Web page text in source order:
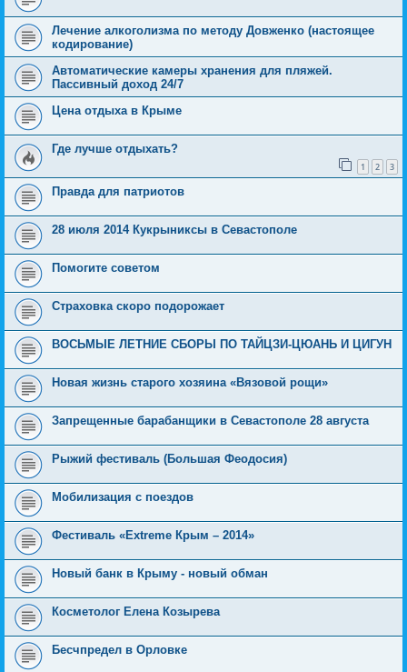
Лечение алкоголизма по методу Довженко (настоящее
кодирование)
Автоматические камеры хранения для пляжей.
Пассивный доход 24/7
Цена отдыха в Крыме
Где лучше отдыхать?
1 2 3
Правда для патриотов
28 июля 2014 Кукрыниксы в Севастополе
Помогите советом
Страховка скоро подорожает
ВОСЬМЫЕ ЛЕТНИЕ СБОРЫ ПО ТАЙЦЗИ-ЦЮАНЬ И ЦИГУН
Новая жизнь старого хозяина «Вязовой рощи»
Запрещенные барабанщики в Севастополе 28 августа
Рыжий фестиваль (Большая Феодосия)
Мобилизация с поездов
Фестиваль «Extreme Крым – 2014»
Новый банк в Крыму - новый обман
Косметолог Елена Козырева
Бесчпредел в Орловке